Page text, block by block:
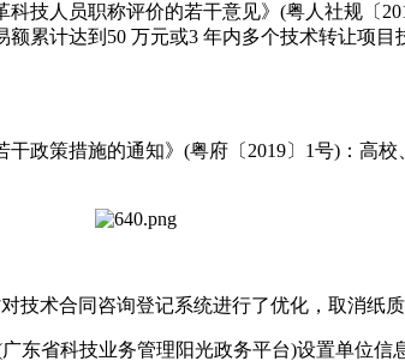
技人员职称评价的若干意见》(粤人社规〔
累计达到50 万元或3 年内多个技术转让项
政策措施的通知》(粤府〔2019〕1号)：高
技术合同咨询登记系统进行了优化，取消纸
省科技业务管理阳光政务平台)设置单位信